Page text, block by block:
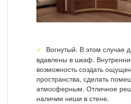
Вогнутый. В этом случае
вдавлены в шкаф.
возможность создать
пространства, сделать
атмосферным. Отличное
наличии ниши в стене.